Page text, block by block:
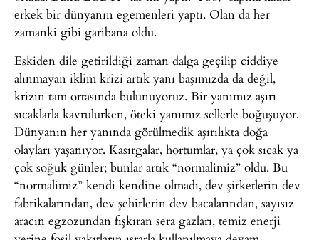
erkek bir dünyanın egemenleri yaptı. Olan da her
zamanki gibi garibana oldu.
Eskiden dile getirildiği zaman dalga geçilip ciddiye
alınmayan iklim krizi artık yanı başımızda da değil,
krizin tam ortasında bulunuyoruz. Bir yanımız aşırı
sıcaklarla kavrulurken, öteki yanımız sellerle boğuşuyor.
Dünyanın her yanında görülmedik aşırılıkta doğa
olayları yaşanıyor. Kasırgalar, hortumlar, ya çok sıcak ya
çok soğuk günler; bunlar artık “normalimiz” oldu. Bu
“normalimiz” kendi kendine olmadı, dev şirketlerin dev
fabrikalarından, dev şehirlerin dev bacalarından, sayısız
aracın egzozundan fışkıran sera gazları, temiz enerji